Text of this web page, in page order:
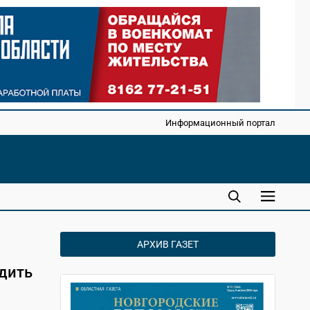
Информационный портал
АРХИВ ГАЗЕТ